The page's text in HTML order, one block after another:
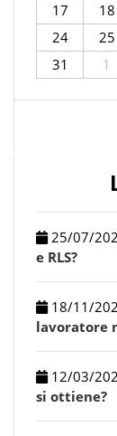
17
18
24
25
31
1
25/07/
e RLS?
18/11/
lavoratore
12/03/
si ottiene?